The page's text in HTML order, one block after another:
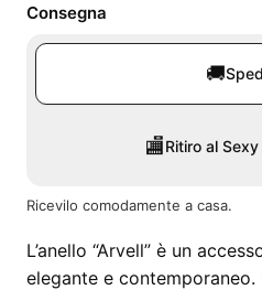
Consegna
🚚
🏬Ritiro al
Ricevilo comodamente a casa.
L’anello “Arvell” è un
elegante e